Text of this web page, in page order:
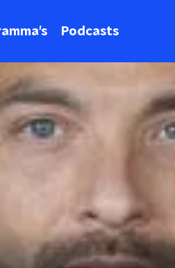
Podcasts